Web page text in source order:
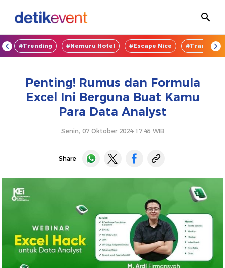
#Trending #Nemuru Hotel #Escape Nice
Penting! Rumus dan Formula
Excel Ini Berguna Buat Kamu
Para Data Analyst
Senin, 07 Oktober 2024 17:45 WIB
Share